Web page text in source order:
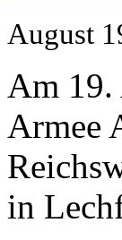
August
Am 19.
Armee
in